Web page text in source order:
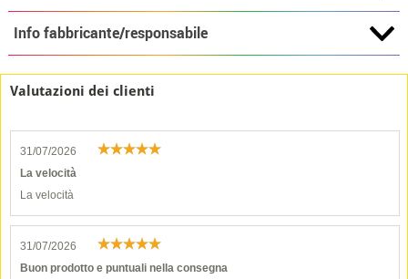
Info fabbricante/responsabile
Valutazioni dei clienti
31/07/2026
La velocità
La velocità
31/07/2026
Buon prodotto e puntuali nella consegna